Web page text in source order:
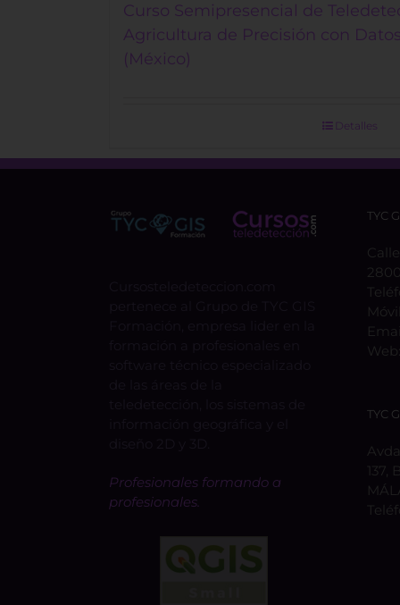
Curso Semipresencial de
Agricultura de Precisión con
(México)
Detalles
Profesionales formando a
profesionales.
TYC
Web:
TYC